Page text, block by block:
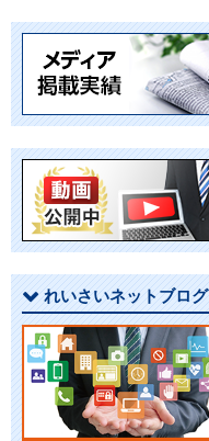
ゲ
ー
シ
ョ
ン れいさいネットブログ